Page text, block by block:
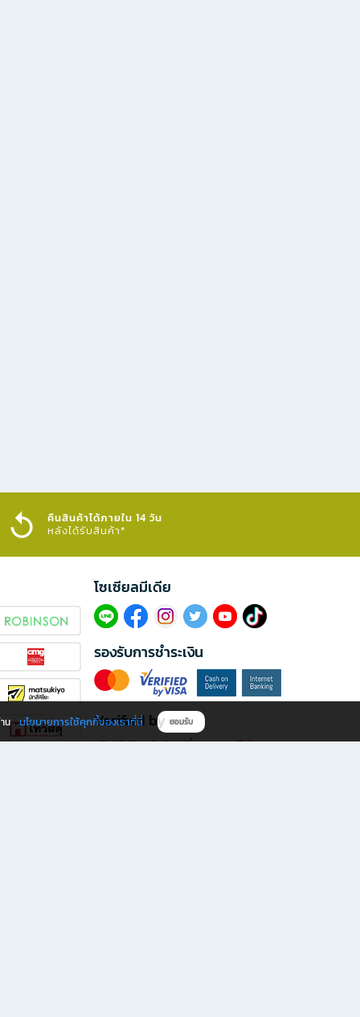
คืนสินค้าได้ภายใน 14 วัน
หลังได้รับสินค้า*
โซเซียลมีเดีย​
รองรับการชำระเงิน
Verified by
น นโยบายการใช้คุกกี้ของเราที่นี่ ยอมรับ